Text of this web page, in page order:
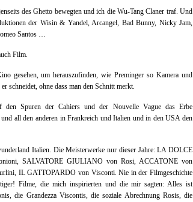
des Ghetto bewegten und ich die Wu-Tang Claner traf. Und
der Wisin & Yandel, Arcangel, Bad Bunny, Nicky Jam,
Santos …
Film.
gesehen, um herauszufinden, wie Preminger so Kamera und
schneidet, ohne dass man den Schnitt merkt.
den Spuren der Cahiers und der Nouvelle Vague das Erbe
all den anderen in Frankreich und Italien und in den USA den
Italien. Die Meisterwerke nur dieser Jahre: LA DOLCE
SALVATORE GIULIANO von Rosi, ACCATONE von
IL GATTOPARDO von Visconti. Nie in der Filmgeschichte
Filme, die mich inspirierten und die mir sagten: Alles ist
die Grandezza Viscontis, die soziale Abrechnung Rosis, die